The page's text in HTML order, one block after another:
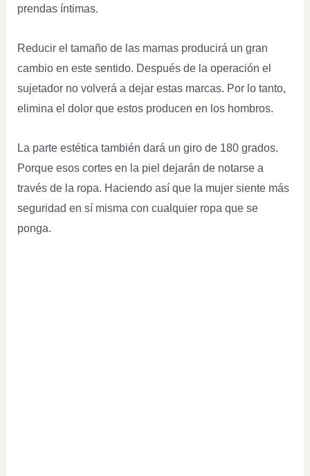
prendas íntimas.
Reducir el tamaño de las mamas producirá un gran
cambio en este sentido. Después de la operación el
sujetador no volverá a dejar estas marcas. Por lo tanto,
elimina el dolor que estos producen en los hombros.
La parte estética también dará un giro de 180 grados.
Porque esos cortes en la piel dejarán de notarse a
través de la ropa. Haciendo así que la mujer siente más
seguridad en sí misma con cualquier ropa que se
ponga.